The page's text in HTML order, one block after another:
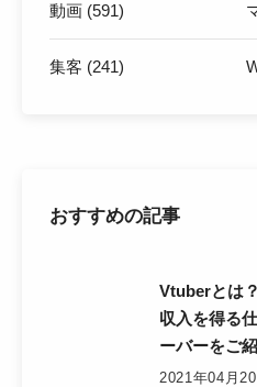
動画 (591)
集客 (241)
おすすめの記事
Vtuberとは
収入を得る
ーバーをご
2021年04月20